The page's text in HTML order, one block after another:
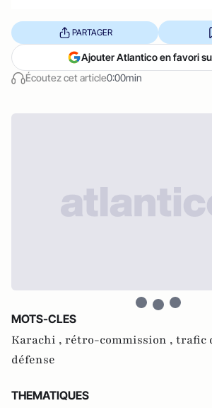
Écoutez cet article0:00min
PARTAGER
Ajouter Atlantico en favori
MOTS-CLES
Karachi , rétro-commission , trafic
défense
THEMATIQUES